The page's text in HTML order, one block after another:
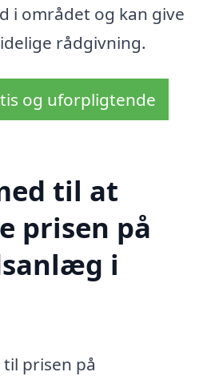
i området og kan give
rådgivning.
og uforpligtende
til at
prisen på
i
prisen på